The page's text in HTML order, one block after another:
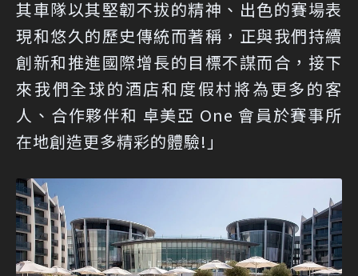
其車隊以其堅韌不拔的精神、出色的賽場表
現和悠久的歷史傳統而著稱，正與我們持續
創新和推進國際增長的目標不謀而合，接下
來我們全球的酒店和度假村將為更多的客
人、合作夥伴和 卓美亞 One 會員於賽事所
在地創造更多精彩的體驗!」